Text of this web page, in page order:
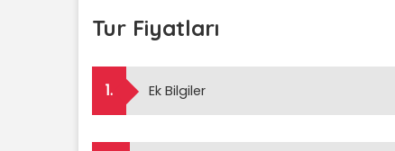
Tur Fiyatları
1. Ek Bilgiler